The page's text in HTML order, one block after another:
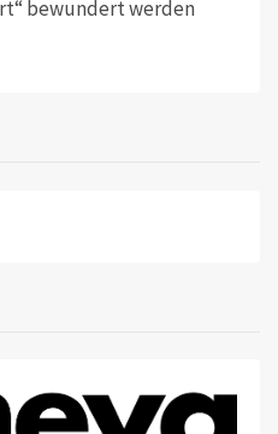
bewundert werden